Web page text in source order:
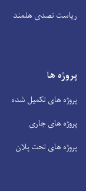
ریاست تصدی هلمند
پروژه ها
پروژه های تکمیل شده
پروژه های جاری
پروژه های تحت پلان